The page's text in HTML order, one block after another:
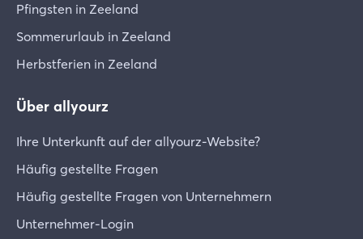
Sicherheit
dass Sie Fenster und Türen ordnungsgemäß
gekippt!
Abreise
Am Abreisetag sollten Sie Ihre Ferienunterkunft
bis spätestens 10 Uhr verlassen (an Sonntagen ist
eine Abreise bis spätestens 13 Uhr möglich). Einen
Tag vor Ihrer Abreise erhalten Sie von uns eine E-
Pfingsten in Zeeland
Sommerurlaub in Zeeland
Herbstferien in Zeeland
Über allyourz
Ihre Unterkunft auf der allyourz-Website?
Häufig gestellte Fragen
Häufig gestellte Fragen von Unternehmern
Unternehmer-Login